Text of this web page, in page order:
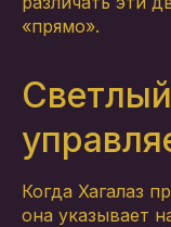
«прямо».
Когда Хагалаз
она указывает